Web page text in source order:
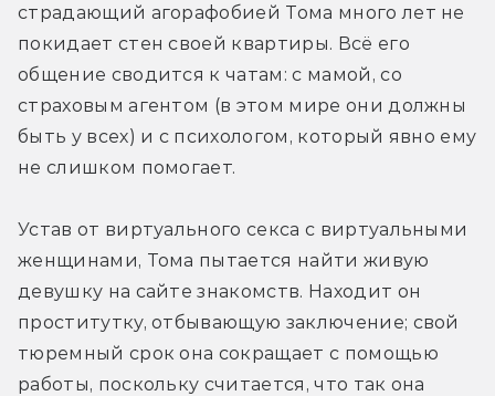
страдающий агорафобией Тома много лет не
покидает стен своей квартиры. Всё его
общение сводится к чатам: с мамой, со
страховым агентом (в этом мире они должны
быть у всех) и с психологом, который явно ему
не слишком помогает.
Устав от виртуального секса с виртуальными
женщинами, Тома пытается найти живую
девушку на сайте знакомств. Находит он
проститутку, отбывающую заключение; свой
тюремный срок она сокращает с помощью
работы, поскольку считается, что так она